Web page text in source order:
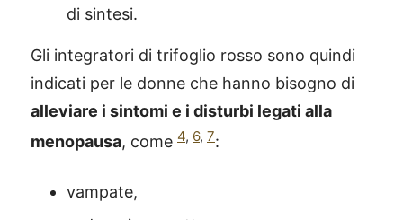
di sintesi.
Gli integratori di trifoglio rosso sono quindi
indicati per le donne che hanno bisogno di
alleviare i sintomi e i disturbi legati alla
menopausa, come 4, 6, 7:
vampate,